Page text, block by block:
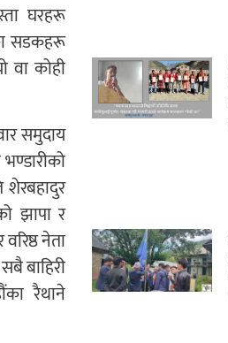
घरहरू
सडकहरू
वा कोही
समुदाय
शेरबहादुर
झापा र
नेता
बाहिरी
रैथाने